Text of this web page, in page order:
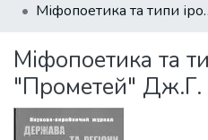
All of DSpace
Statistics
Міфопоетика та
Міфопоетика та
"Прометей" Дж.Г.